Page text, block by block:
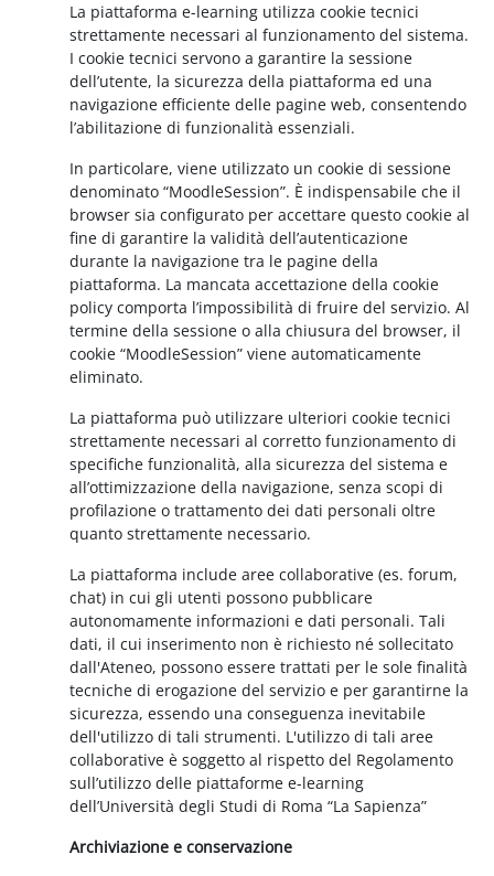
La piattaforma e-learning utilizza cookie tecnici
strettamente necessari al funzionamento del sistema.
I cookie tecnici servono a garantire la sessione
dell’utente, la sicurezza della piattaforma ed una
navigazione efficiente delle pagine web, consentendo
l’abilitazione di funzionalità essenziali.
In particolare, viene utilizzato un cookie di sessione
denominato “MoodleSession”. È indispensabile che il
browser sia configurato per accettare questo cookie al
fine di garantire la validità dell’autenticazione
durante la navigazione tra le pagine della
piattaforma. La mancata accettazione della cookie
policy comporta l’impossibilità di fruire del servizio. Al
termine della sessione o alla chiusura del browser, il
cookie “MoodleSession” viene automaticamente
eliminato.
La piattaforma può utilizzare ulteriori cookie tecnici
strettamente necessari al corretto funzionamento di
specifiche funzionalità, alla sicurezza del sistema e
all’ottimizzazione della navigazione, senza scopi di
profilazione o trattamento dei dati personali oltre
quanto strettamente necessario.
La piattaforma include aree collaborative (es. forum,
chat) in cui gli utenti possono pubblicare
autonomamente informazioni e dati personali. Tali
dati, il cui inserimento non è richiesto né sollecitato
dall'Ateneo, possono essere trattati per le sole finalità
tecniche di erogazione del servizio e per garantirne la
sicurezza, essendo una conseguenza inevitabile
dell'utilizzo di tali strumenti. L'utilizzo di tali aree
collaborative è soggetto al rispetto del Regolamento
sull’utilizzo delle piattaforme e-learning
dell’Università degli Studi di Roma “La Sapienza”
Archiviazione e conservazione